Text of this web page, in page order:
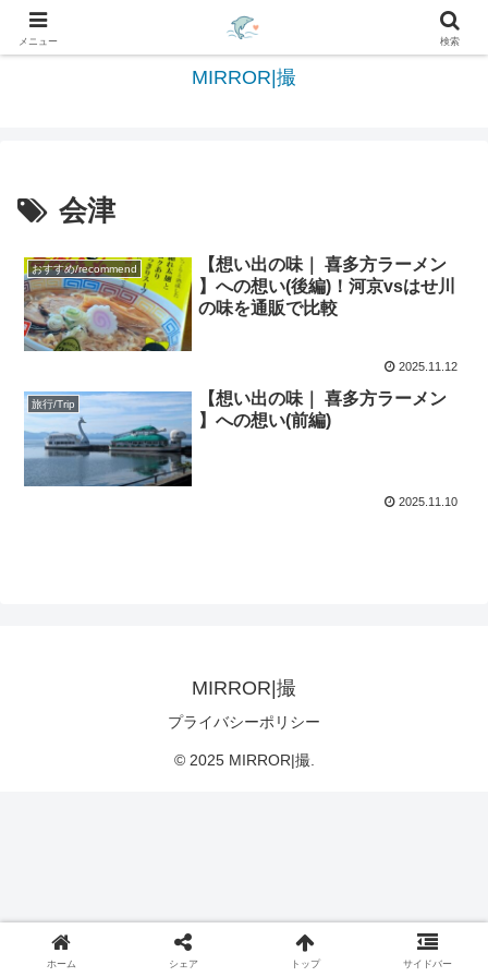
日々を綴る＆写真を切撮る世界へようこそ
MIRROR|撮
会津
おすすめ/recommend
【想い出の味｜ 喜多方ラーメン
】への想い(後編)！河京vsはせ川
の味を通販で比較
2025.11.12
旅行/Trip
【想い出の味｜ 喜多方ラーメン
】への想い(前編)
2025.11.10
MIRROR|撮
プライバシーポリシー
© 2025 MIRROR|撮.
メニュー 検索
ホーム シェア トップ サイドバー